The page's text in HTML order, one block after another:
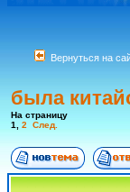
Вернуться на
была
На страницу
1
2 След.